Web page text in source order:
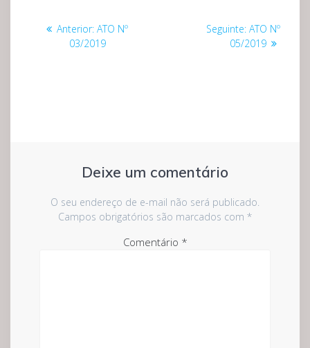
Navegação
Anterior: Post
anterior:
ATO Nº
03/2019
Seguinte: Post
seguinte:
ATO Nº
05/2019
Deixe um comentário
O seu endereço de e-mail não será publicado.
Campos obrigatórios são marcados com *
Comentário *